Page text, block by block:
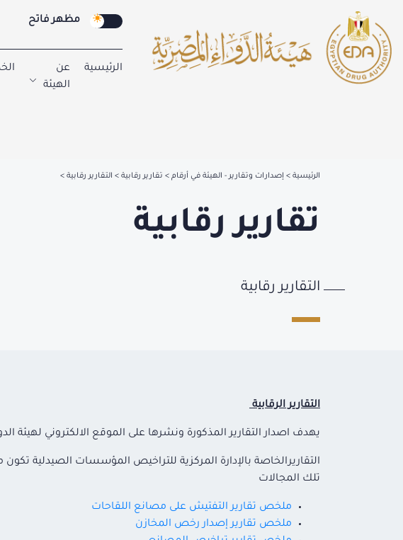
مظهر فاتح
الرئيسية
عن
الهيئة
الرئيسية إصدارات وتقارير - الهيئة في أرقام تقارير رقابية التقارير رقابية
تقارير رقابية
التقارير رقابية
التقارير الرقابية
يهدف اصدار التقارير المذكورة ونشرها على الموقع الالكتروني لهيئة
التقاريرالخاصة بالإدارة المركزية للتراخيص المؤسسات الصيدلية
تلك المجالات
ملخص تقارير التفتيش على مصانع اللقاحات
ملخص تقارير إصدار رخص المخازن